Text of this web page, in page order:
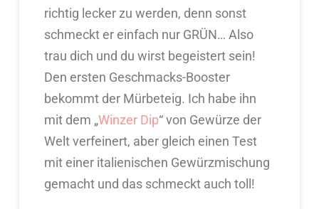
richtig lecker zu werden, denn sonst
schmeckt er einfach nur GRÜN… Also
trau dich und du wirst begeistert sein!
Den ersten Geschmacks-Booster
bekommt der Mürbeteig. Ich habe ihn
mit dem „Winzer Dip“ von Gewürze der
Welt verfeinert, aber gleich einen Test
mit einer italienischen Gewürzmischung
gemacht und das schmeckt auch toll!